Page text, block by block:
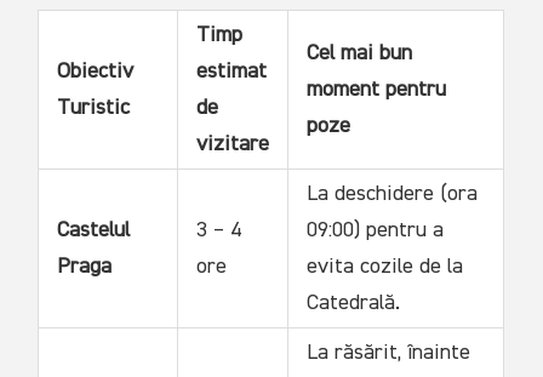
Obiectiv
Turistic
Timp
estimat
de
vizitare
Cel mai bun
moment pentru
poze
Castelul
Praga
3 – 4
ore
La deschidere (ora
09:00) pentru a
evita cozile de la
Catedrală.
La răsărit, înainte